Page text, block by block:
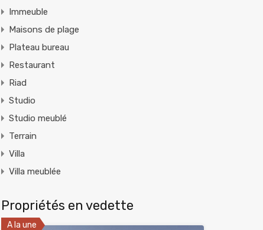
Immeuble
Maisons de plage
Plateau bureau
Restaurant
Riad
Studio
Studio meublé
Terrain
Villa
Villa meublée
Propriétés en vedette
A la une